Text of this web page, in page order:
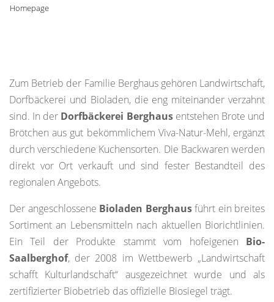
Homepage
Zum Betrieb der Familie Berghaus gehören Landwirtschaft,
Dorfbäckerei und Bioladen, die eng miteinander verzahnt
sind. In der Dorfbäckerei Berghausentstehen Brote und
Brötchen aus gut bekömmlichem Viva-Natur-Mehl, ergänzt
durch verschiedene Kuchensorten. Die Backwaren werden
direkt vor Ort verkauft und sind fester Bestandteil des
regionalen Angebots.
Der angeschlossene Bioladen Berghausführt ein breites
Sortiment an Lebensmitteln nach aktuellen Biorichtlinien.
Ein Teil der Produkte stammt vom hofeigenen Bio-
Saalberghof, der 2008 im Wettbewerb „Landwirtschaft
schafft Kulturlandschaft“ ausgezeichnet wurde und als
zertifizierter Biobetrieb das offizielle Biosiegel trägt.